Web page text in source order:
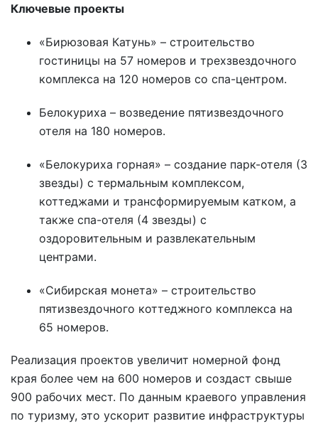
Ключевые проекты
«Бирюзовая Катунь» – строительство
гостиницы на 57 номеров и трехзвездочного
комплекса на 120 номеров со спа-центром.
Белокуриха – возведение пятизвездочного
отеля на 180 номеров.
«Белокуриха горная» – создание парк-отеля (3
звезды) с термальным комплексом,
коттеджами и трансформируемым катком, а
также спа-отеля (4 звезды) с
оздоровительным и развлекательным
центрами.
«Сибирская монета» – строительство
пятизвездочного коттеджного комплекса на
65 номеров.
Реализация проектов увеличит номерной фонд
края более чем на 600 номеров и создаст свыше
900 рабочих мест. По данным краевого управления
по туризму, это ускорит развитие инфраструктуры